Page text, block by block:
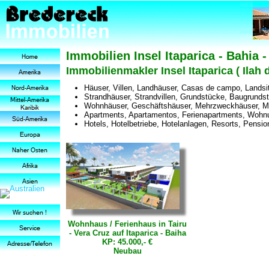
Immobilien Insel Itaparica - Bahia
Häuser, Villen, Landhäuser, Casas de campo,
Strandhäuser, Strandvillen, Grundstücke,
Wohnhäuser, Geschäftshäuser, Mehrzweckhäuser,
Apartments, Apartamentos, Ferienapartments,
Hotels, Hotelbetriebe, Hotelanlagen, Resorts,
Immobilienmakler Insel Itaparica ( Ilah
Wohnhaus / Ferienhaus in Tairu
- Vera Cruz auf Itaparica - Baiha
KP: 45.000,- €
Neubau